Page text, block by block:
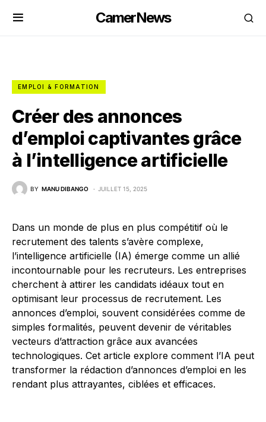
CamerNews
EMPLOI & FORMATION
Créer des annonces
d’emploi captivantes grâce
à l’intelligence artificielle
BY MANU DIBANGO JUILLET 15, 2025
Dans un monde de plus en plus compétitif où le
recrutement des talents s’avère complexe,
l’intelligence artificielle (IA) émerge comme un allié
incontournable pour les recruteurs. Les entreprises
cherchent à attirer les candidats idéaux tout en
optimisant leur processus de recrutement. Les
annonces d’emploi, souvent considérées comme de
simples formalités, peuvent devenir de véritables
vecteurs d’attraction grâce aux avancées
technologiques. Cet article explore comment l’IA peut
transformer la rédaction d’annonces d’emploi en les
rendant plus attrayantes, ciblées et efficaces.